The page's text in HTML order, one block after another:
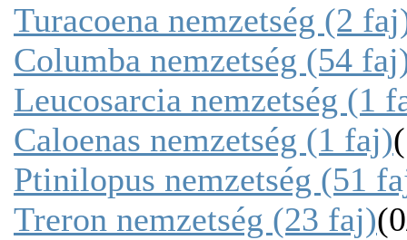
Turacoena nemzetség (2
Columba nemzetség (54
Leucosarcia nemzetség (1
Caloenas nemzetség (1 faj)
Ptinilopus nemzetség (51
Treron nemzetség (23 faj)